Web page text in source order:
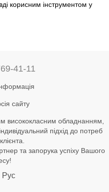
корисним інструментом у
41-11
сайту
висококласним обладнанням,
підхід до потреб
та запорука успіху Вашого
Рус